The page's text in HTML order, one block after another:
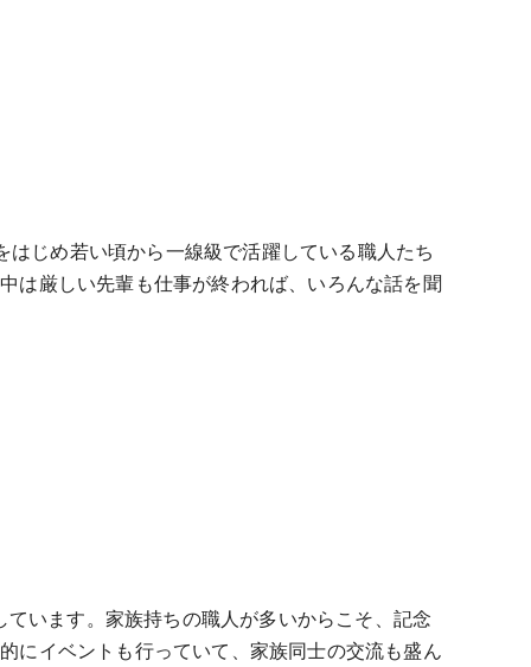
じめ若い頃から一線級で活躍している職人たち
は厳しい先輩も仕事が終われば、いろんな話を聞
います。家族持ちの職人が多いからこそ、記念
にイベントも行っていて、家族同士の交流も盛ん